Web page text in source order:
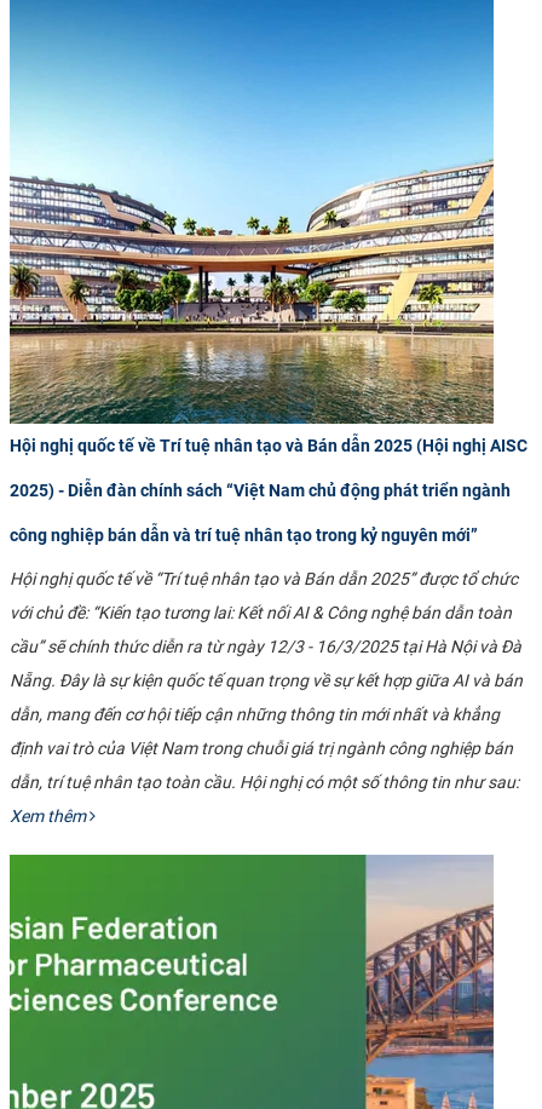
Hội nghị quốc tế về Trí tuệ nhân tạo và Bán dẫn 2025 (Hội nghị AISC
2025) - Diễn đàn chính sách “Việt Nam chủ động phát triển ngành
công nghiệp bán dẫn và trí tuệ nhân tạo trong kỷ nguyên mới”
Hội nghị quốc tế về “Trí tuệ nhân tạo và Bán dẫn 2025” được tổ chức
với chủ đề: “Kiến tạo tương lai: Kết nối AI & Công nghệ bán dẫn toàn
cầu” sẽ chính thức diễn ra từ ngày 12/3 - 16/3/2025 tại Hà Nội và Đà
Nẵng. Đây là sự kiện quốc tế quan trọng về sự kết hợp giữa AI và bán
dẫn, mang đến cơ hội tiếp cận những thông tin mới nhất và khẳng
định vai trò của Việt Nam trong chuỗi giá trị ngành công nghiệp bán
dẫn, trí tuệ nhân tạo toàn cầu. Hội nghị có một số thông tin như sau:
Xem thêm